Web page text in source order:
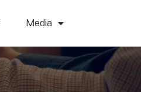
Media